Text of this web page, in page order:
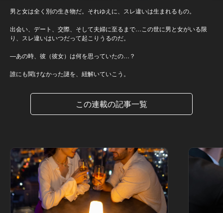
男と女は全く別の生き物だ。それゆえに、スレ違いは生まれるもの。
出会い、デート、交際、そして夫婦に至るまで…この世に男と女がいる限
り、スレ違いはいつだって起こりうるのだ。
—あの時、彼（彼女）は何を思っていたの…？
誰にも聞けなかった謎を、紐解いていこう。
この連載の記事一覧